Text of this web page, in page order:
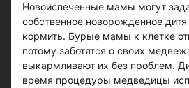
Новоиспеченные мамы могут
собственное новорожденное дитя
кормить. Бурые мамы к клетке
потому заботятся о своих
выкармливают их без проблем.
время процедуры медведицы